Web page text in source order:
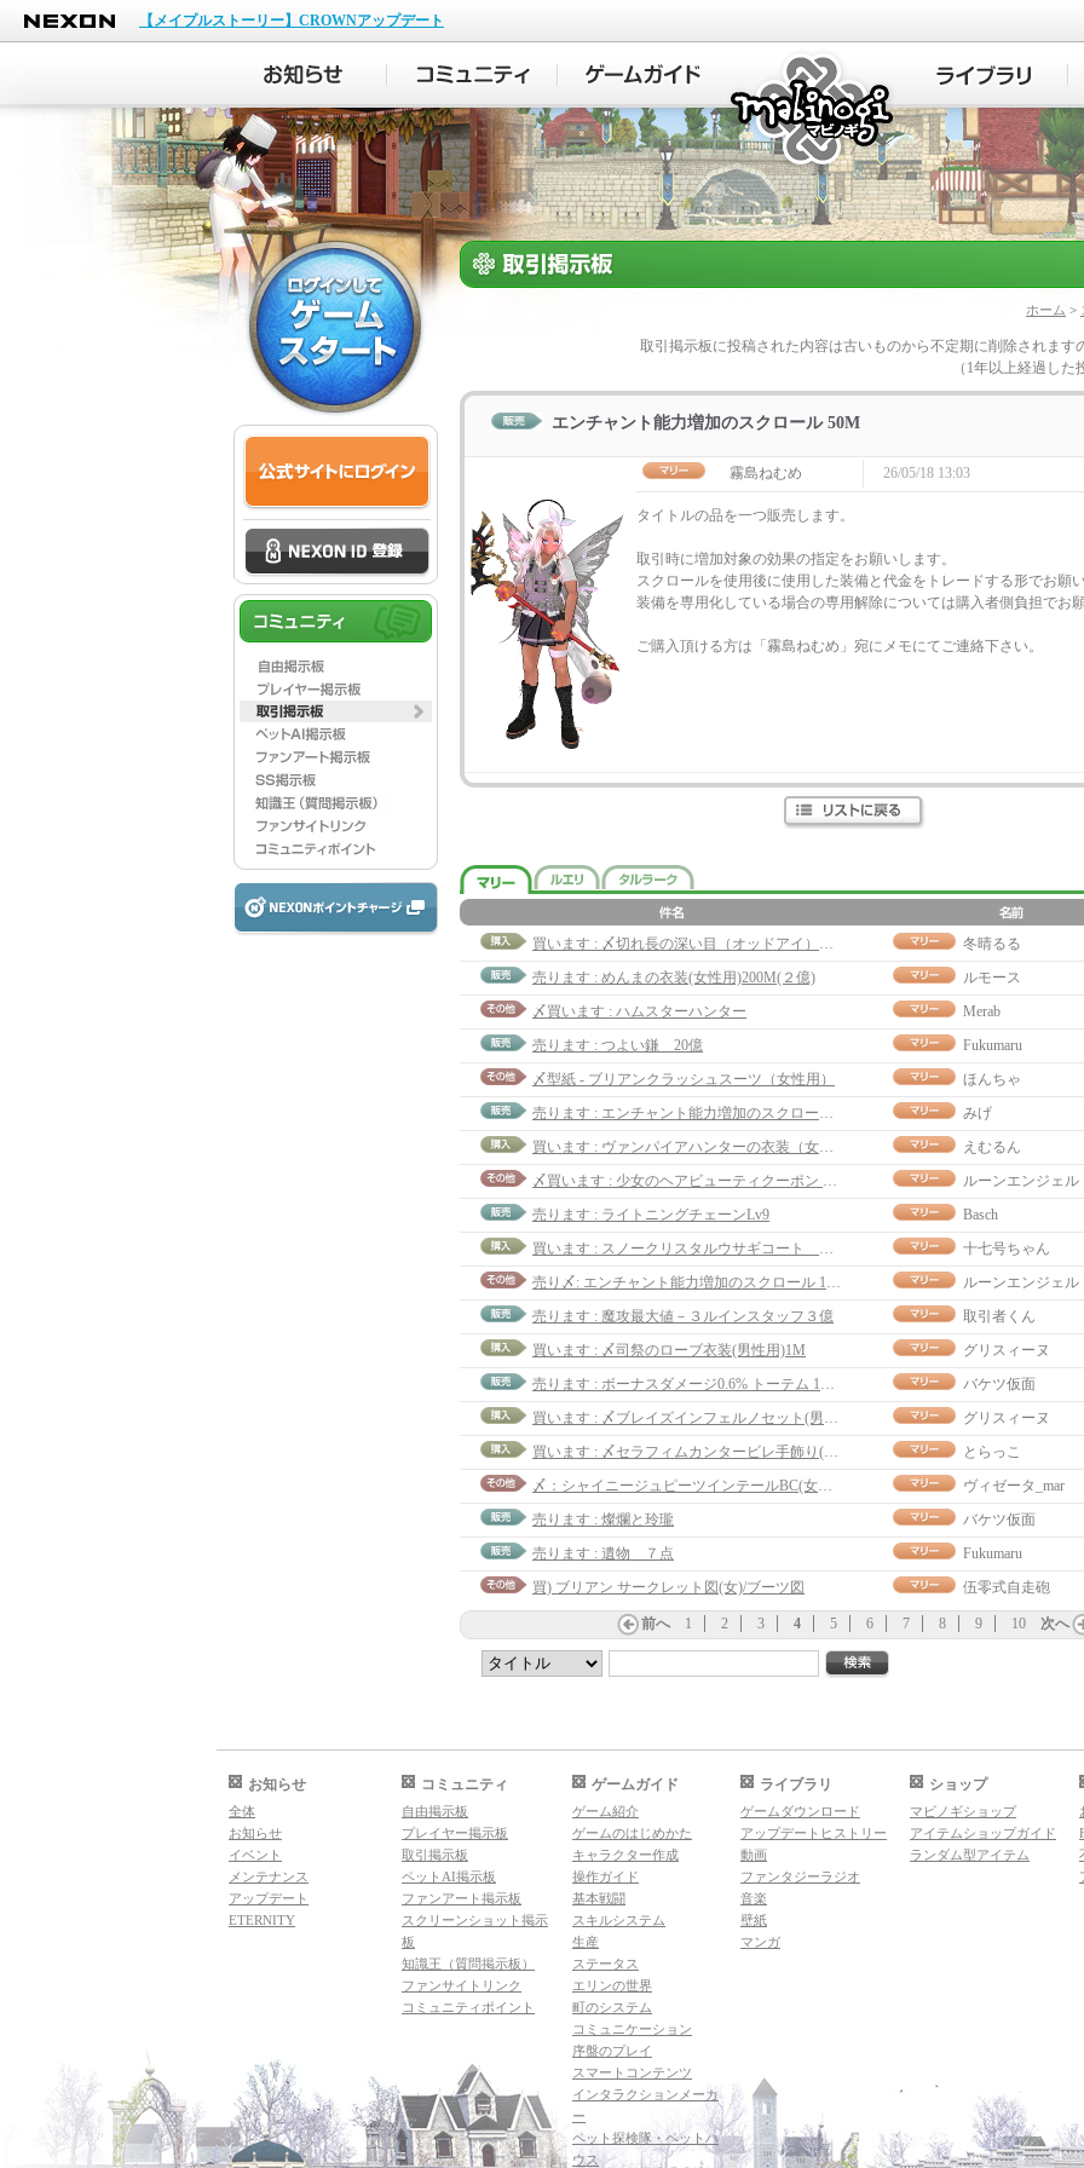
NEXON
【メイプルストーリー】CROWNアップデート
マビノギ
ホーム >
取引掲示板に投稿された内容は古いものから不定期に削除されます
（1年以上経過し
エンチャント能力増加のスクロール 50M
霧島ねむめ 26/05/18 13:03
タイトルの品を一つ販売します。
取引時に増加対象の効果の指定をお願いします。
スクロールを使用後に使用した装備と代金をトレードする形でお願
装備を専用化している場合の専用解除については購入者側負担でお
ご購入頂ける方は「霧島ねむめ」宛にメモにてご連絡下さい。
買います : 〆切れ長の深い目（オッドアイ）BC 5M
冬晴るる
売ります : めんまの衣装(女性用)200M(２億)
ルモース
〆買います : ハムスターハンター
Merab
売ります : つよい鎌 20億
Fukumaru
〆型紙 - ブリアンクラッシュスーツ（女性用）
ほんちゃ
売ります : エンチャント能力増加のスクロール ５０M＠１
みげ
買います : ヴァンパイアハンターの衣装（女性用）8M
えむるん
〆買います : 少女のヘアビューティクーポン 300万
ルーンエンジェル
売ります : ライトニングチェーンLv9
Basch
買います : スノークリスタルウサギコート 女性用
十七号ちゃん
売り〆: エンチャント能力増加のスクロール 1枚 30M
ルーンエンジェル
売ります : 魔攻最大値－３ルインスタッフ３億
取引者くん
買います : 〆司祭のローブ衣装(男性用)1М
グリスィーヌ
売ります : ボーナスダメージ0.6% トーテム 120m
バケツ仮面
買います : 〆ブレイズインフェルノセット(男性用)
グリスィーヌ
買います : 〆セラフィムカンタービレ手飾り(女性用)
とらっこ
〆：シャイニージュピーツインテールBC(女性用)
ヴィゼータ_mar
売ります : 燦爛と玲瓏
バケツ仮面
売ります : 遺物 ７点
Fukumaru
買) ブリアン サークレット図(女)/ブーツ図
伍零式自走砲
前へ 1 2 3 4 5 6 7 8 9 10 次へ
お知らせ
全体
お知らせ
イベント
メンテナンス
アップデート
ETERNITY
コミュニティ
自由掲示板
プレイヤー掲示板
取引掲示板
ペットAI掲示板
ファンアート掲示板
スクリーンショット掲示
板
知識王（質問掲示板）
ファンサイトリンク
コミュニティポイント
ゲームガイド
ゲーム紹介
ゲームのはじめかた
キャラクター作成
操作ガイド
基本戦闘
スキルシステム
生産
ステータス
エリンの世界
町のシステム
コミュニケーション
序盤のプレイ
スマートコンテンツ
インタラクションメーカ
ー
ペット探検隊・ペットハ
ウス
ライブラリ
ゲームダウンロード
アップデートヒストリー
動画
ファンタジーラジオ
音楽
壁紙
マンガ
ショップ
マビノギショップ
アイテムショップガイド
ランダム型アイテム